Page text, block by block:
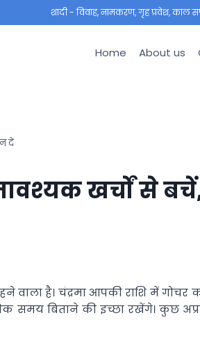
शादी - विवाह, नामकरण, गृह प्रवेश, काल
Home About us
दें
खर्चों से
है। चंद्रमा आपकी राशि में गोचर
समय बिताने की इच्छा रखेंगे। कुछ